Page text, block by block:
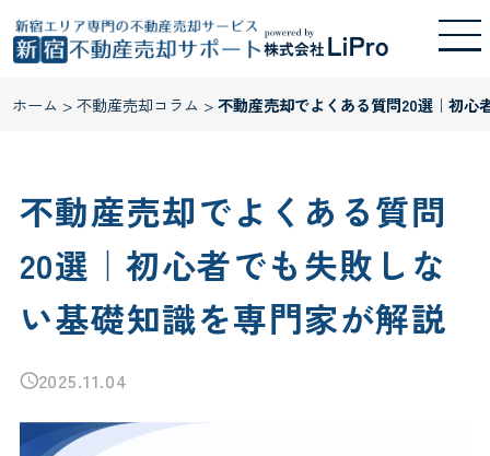
ホーム >不動産売却コラム >不動産売却でよくある質問20選｜初心
不動産売却でよくある質問
20選｜初心者でも失敗しな
い基礎知識を専門家が解説
2025.11.04